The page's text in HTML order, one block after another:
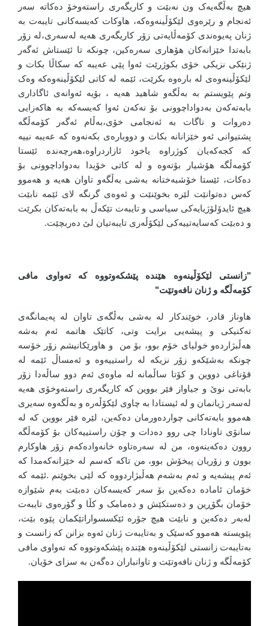
هیچ بەڵگەیەک ون نەبێت و کاریگەری راستەوخۆ دەکاتە سەر
ئەنجام و رێرەوی لێکۆڵینەوەکە، هاوکات کەیسەکانی تایبەت بە
ژنان پەیوەندی کۆمەڵایەتی زۆر کاریگەری هەیە لەسەری،لە زۆر
بابەتدا خێزانەکان هۆهاری سەرەکین، چونکە تا ئێستاش ئەگەر
ژنێکی نزیکی خۆی بکوژرێت ئەوا پێی عەیبە کە سکاڵا بکات و
لێکۆڵینەوەی لە بارەوە بکرێت، ئێمە لە کاتی لێکۆڵینەوەکە وەک
وتم پێویستم بە بەڵگەو شاهید هەیە ، بۆیە ئەوانەی ئاگاداری
بابەتەکەن بەدواداچوونی بۆ نەکەن ئەوا کەیسەکە بە هاکەزایی
دەروات و ناگات بە ئەنجامی خۆی،بەڵام ئەگەر کۆمەڵگە
پشتیوانی ئەو خێزانانە بکات و دووبارەی بکەنەوە کە عەیبە نییە
کە کجەکەیان کوژراوە یاخود ئازاردراوە،هەرچەندە ئێستا
کۆمەڵگە هۆشیار بۆتەوە و لە کاتی خۆیدا بەدواداچوونی بۆ
دەکات، ئێستا خۆشبەختانە بەشی بەڵگەو تاوان هەیە و هەموو
کەس دەتوانێت لێرە بخوێنێت و ئەوەی گرنگە لای ئێمە نابێت
هیچ ئایدۆلۆژیایەکی سیاسی و تایبەت تێکەڵ بە بابەتەکان بکرێت
و دەبێت کەسایەتییەکی لێکۆڵەری تایبەتیان لێ دەربچێت.
"زانستی لێکۆڵینەوە هێندە پێشکەوتووە کە تەواوی مافی
کۆمەڵگە و ژنان نافەوتێت"
هاوناز قادر، خوێندکار لە بەشی بەڵگەی تاوان لە پەیمانگەی
تەکنیکی و پیشەیی برایت وتی، کاتێک هاتمە ئەم بەشە
هەڵبژاردەو خولیای خۆم بوو، بۆ من و هاورێکانیشم زۆر خۆسە
چونکە بەشێکەو زۆر نزیکە لە راستییەوە و ئەمساڵ ئێمە لە
قۆناغی دووین و کۆتا ساڵمانە لە ماوەی ئەم دوو ساڵەدا زۆر
بابەتی نوێ و جیاواز فێر بووین کە کاریگەری راستەوخۆی هەیە
لەسەر ژیانمان و لە ئیستادا بە چاوی لێکۆڵەرە و بەڵگەوە سەیری
هەموو بابەتەکانی چواردەورمان دەکەین، لێرە فێر بووین کە لە
سانۆی تاونادا چی روو دەدات و چۆن راستییەکان بۆ کۆمەڵگە
روون دەکەینەوە، من لە سەرەتاوە خانەوادەکەم زۆر هاوکارم
بوون و زۆریان پیخۆش بوو، من تاکە کەسم لە خێزانەکەمدا کە
ئەم پیشەیە و ئەم بەشەم هەڵبژاردووە کە لێی بخوێنم .ئێمە کە
خۆمان ئامادە دەکەین بۆ سەر کەیسەکان دەبێت بەم شێوازە
خۆمان بگۆڕین و دەستکێش و دەمامک و کڵا و گۆرەوی تایبەت
لەبەر دەکەین و نابێت هیچ جۆرە ئێکسسواراتێکمان پێوە بێت،
پێویستە هەموو کەسێک و بەتایبەت ژنان ئەوە بزانن کە زانست و
بەتایبەت زانستی لێکۆڵینەوە هێندە پێشکەوتووە کە تەواوی مافی
کۆمەڵگە و ژنان نافەوتێت و تاوانباران دەگەن بە سزای خۆیان.